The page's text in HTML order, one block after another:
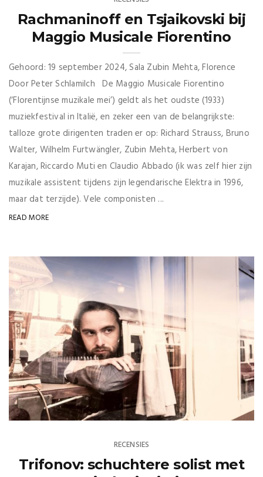
Rachmaninoff en Tsjaikovski bij
Maggio Musicale Fiorentino
Gehoord: 19 september 2024, Sala Zubin Mehta, Florence
Door Peter Schlamilch De Maggio Musicale Fiorentino
(‘Florentijnse muzikale mei’) geldt als het oudste (1933)
muziekfestival in Italië, en zeker een van de belangrijkste:
talloze grote dirigenten traden er op: Richard Strauss, Bruno
Walter, Wilhelm Furtwängler, Zubin Mehta, Herbert von
Karajan, Riccardo Muti en Claudio Abbado (ik was zelf hier zijn
muzikale assistent tijdens zijn legendarische Elektra in 1996,
maar dat terzijde). Vele componisten ...
READ MORE
RECENSIES
Trifonov: schuchtere solist met